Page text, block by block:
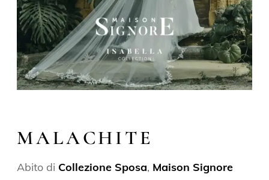
MALACHITE
Abito di Collezione Sposa, Maison Signore